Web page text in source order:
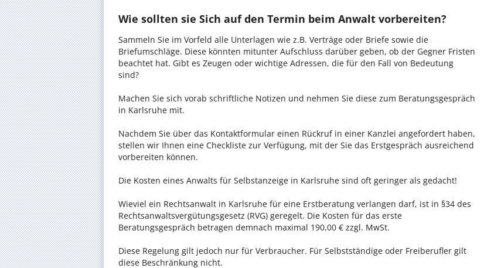
Wie sollten sie Sich auf den Termin beim Anwalt vorbereiten?
Sammeln Sie im Vorfeld alle Unterlagen wie z.B. Verträge oder Briefe sowie die
Briefumschläge. Diese könnten mitunter Aufschluss darüber geben, ob der Gegner Fristen
beachtet hat. Gibt es Zeugen oder wichtige Adressen, die für den Fall von Bedeutung
sind?
Machen Sie sich vorab schriftliche Notizen und nehmen Sie diese zum Beratungsgespräch
in Karlsruhe mit.
Nachdem Sie über das Kontaktformular einen Rückruf in einer Kanzlei angefordert haben,
stellen wir Ihnen eine Checkliste zur Verfügung, mit der Sie das Erstgespräch ausreichend
vorbereiten können.
Die Kosten eines Anwalts für Selbstanzeige in Karlsruhe sind oft geringer als gedacht!
Wieviel ein Rechtsanwalt in Karlsruhe für eine Erstberatung verlangen darf, ist in §34 des
Rechtsanwaltsvergütungsgesetz (RVG) geregelt. Die Kosten für das erste
Beratungsgespräch betragen demnach maximal 190,00 € zzgl. MwSt.
Diese Regelung gilt jedoch nur für Verbraucher. Für Selbstständige oder Freiberufler gilt
diese Beschränkung nicht.